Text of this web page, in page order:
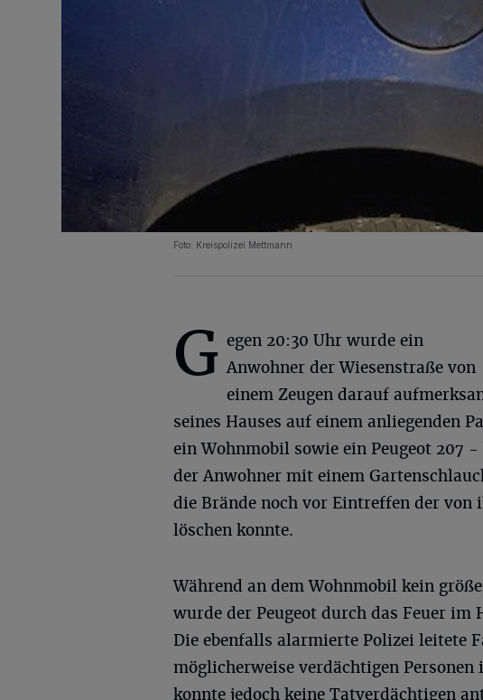
Foto: Kreispolizei Mettmann
G egen 20:30 Uhr wurde ein
Anwohner der Wiesenstraße von
einem Zeugen darauf
seines Hauses auf einem anliegenden
ein Wohnmobil sowie ein Peugeot 207
der Anwohner mit einem
die Brände noch vor Eintreffen der
löschen konnte.
Während an dem Wohnmobil kein
wurde der Peugeot durch das Feuer im
Die ebenfalls alarmierte Polizei leitete
möglicherweise verdächtigen
konnte jedoch keine Tatverdächtigen